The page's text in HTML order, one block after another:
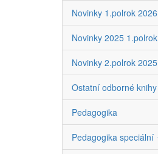
Novinky 1.polrok 2026
Novinky 2025 1.polrok
Novinky 2.polrok 2025
Ostatní odborné knihy
Pedagogika
Pedagogika speciální